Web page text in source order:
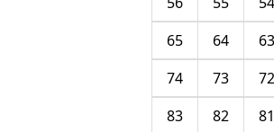
63
64
65
72
73
74
81
82
83